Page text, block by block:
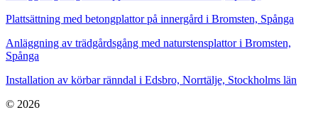
Plattsättning med betongplattor på innergård i Bromsten, Spånga
Anläggning av trädgårdsgång med naturstensplattor i Bromsten,
Spånga
Installation av körbar ränndal i Edsbro, Norrtälje, Stockholms län
© 2026